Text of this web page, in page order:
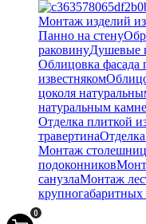
Монтаж изделий
Панно на стену
раковинуДушевые
Облицовка фасада
известняком
цоколя
натуральным
Отделка плиткой
травертина
Монтаж
подоконников
санузлаМонтаж
крупногабаритных
0